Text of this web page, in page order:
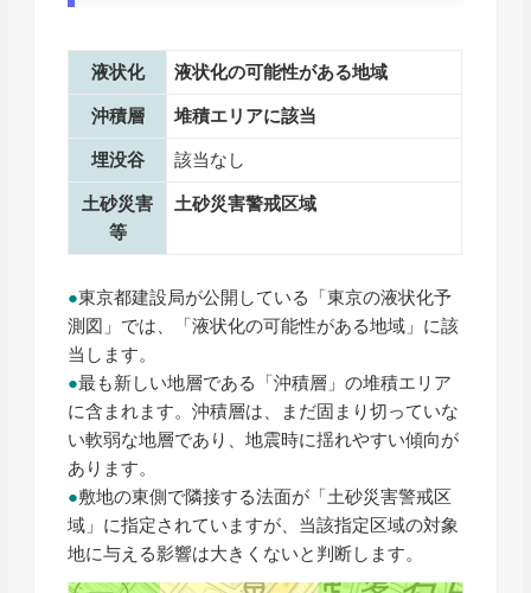
液状化 液状化の可能性がある地域
沖積層 堆積エリアに該当
埋没谷 該当なし
土砂災害
等
土砂災害警戒区域
●東京都建設局が公開している「東京の液状化予
測図」では、「液状化の可能性がある地域」に該
当します。
●最も新しい地層である「沖積層」の堆積エリア
に含まれます。沖積層は、まだ固まり切っていな
い軟弱な地層であり、地震時に揺れやすい傾向が
あります。
●敷地の東側で隣接する法面が「土砂災害警戒区
域」に指定されていますが、当該指定区域の対象
地に与える影響は大きくないと判断します。